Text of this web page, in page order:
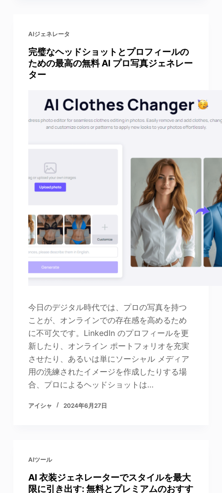
AIジェネレータ
完璧なヘッドショットとプロフィールの
ための最高の無料 AI プロ写真ジェネレー
ター
今日のデジタル時代では、プロの写真を持つ
ことが、オンラインでの存在感を高めるため
に不可欠です。LinkedIn のプロフィールを更
新したり、オンライン ポートフォリオを充実
させたり、あるいは単にソーシャル メディア
用の洗練されたイメージを作成したりする場
合、プロによるヘッドショットは…
アイシャ 2024年6月27日
AIツール
AI 衣装ジェネレーターでスタイルを最大
限に引き出す: 無料とプレミアムのおすす